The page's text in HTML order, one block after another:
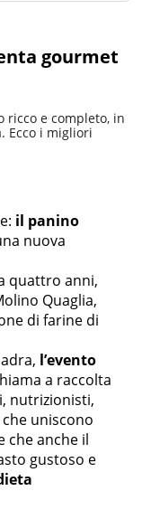
gourmet
e completo, in
Ecco i migliori
il panino
nuova
quattro anni,
Quaglia,
di farine di
l’evento
a raccolta
nutrizionisti,
uniscono
che anche il
gustoso e